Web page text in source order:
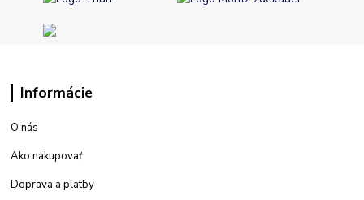
Informácie
O nás
Ako nakupovať
Doprava a platby